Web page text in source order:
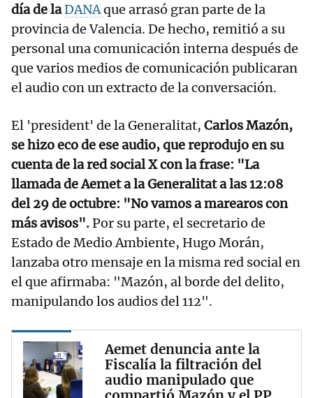
día de laDANAque arrasó gran parte de la
provincia de Valencia. De hecho, remitió a su
personal una comunicación interna después de
que varios medios de comunicación publicaran
el audio con un extracto de la conversación.
El 'president' de la Generalitat, Carlos Mazón,
se hizo eco de ese audio, que reprodujo en su
cuenta de la red social X con la frase: "La
llamada de Aemet a la Generalitat a las 12:08
del 29 de octubre: "No vamos a marearos con
más avisos".Por su parte, el secretario de
Estado de Medio Ambiente, Hugo Morán,
lanzaba otro mensaje en la misma red social en
el que afirmaba: "Mazón, al borde del delito,
manipulando los audios del 112".
Aemet denuncia ante la
Fiscalía la filtración del
audio manipulado que